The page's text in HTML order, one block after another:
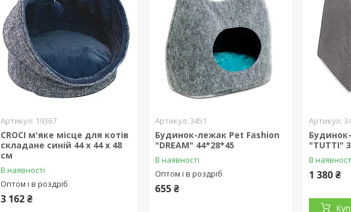
19367
CROCI м'яке місце для котів
складане синій 44 x 44 x 48
см
В наявності
Оптом і в роздріб
3 162 ₴
3451
Будинок-лежак Pet Fashion
"DREAM" 44*28*45
В наявності
Оптом і в роздріб
655 ₴
"TUTTI"
В
1 380 ₴